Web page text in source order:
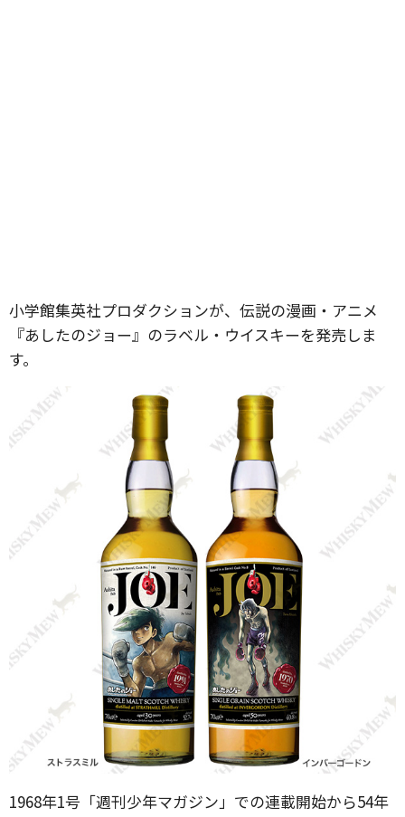
⼩学館集英社プロダクションが、伝説の漫画・アニメ
『あしたのジョー』のラベル・ウイスキーを発売しま
す。
1968年1号「週刊少年マガジン」での連載開始から54年